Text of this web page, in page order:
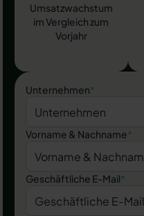
Umsatzwachstum
im Vergleich zum
Vorjahr
Unternehmen*
Vorname & Nachname*
Geschäftliche E-Mail*